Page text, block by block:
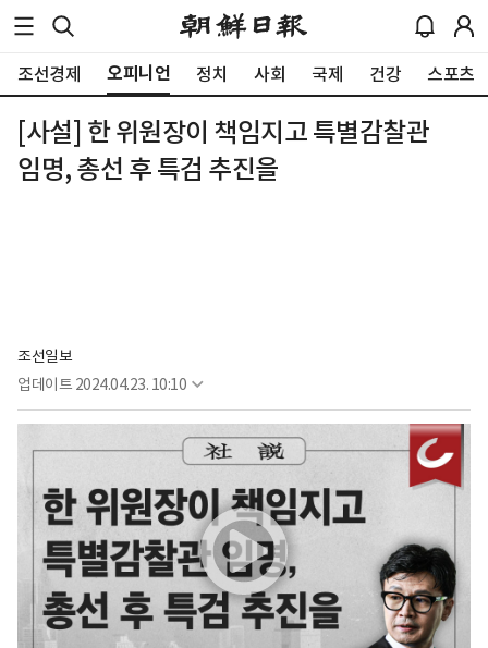
조선경제 오피니언 정치 사회 국제 건강 스포츠
[사설] 한 위원장이 책임지고 특별감찰관
임명, 총선 후 특검 추진을
조선일보
업데이트 2024.04.23. 10:10